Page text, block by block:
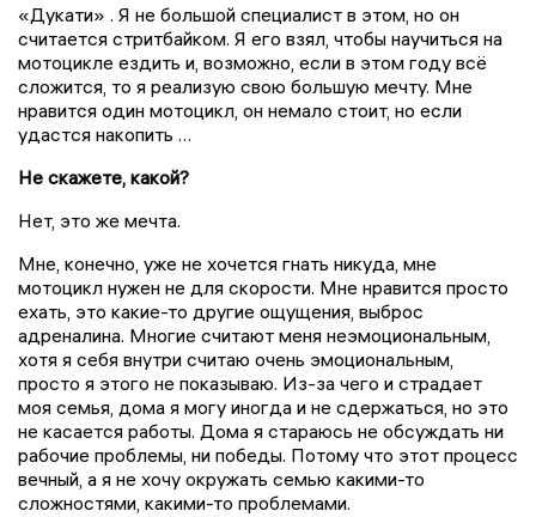
«Дукати» . Я не большой специалист в этом, но он
считается стритбайком. Я его взял, чтобы научиться на
мотоцикле ездить и, возможно, если в этом году всё
сложится, то я реализую свою большую мечту. Мне
нравится один мотоцикл, он немало стоит, но если
удастся накопить …
Не скажете, какой?
Нет, это же мечта.
Мне, конечно, уже не хочется гнать никуда, мне
мотоцикл нужен не для скорости. Мне нравится просто
ехать, это какие-то другие ощущения, выброс
адреналина. Многие считают меня неэмоциональным,
хотя я себя внутри считаю очень эмоциональным,
просто я этого не показываю. Из-за чего и страдает
моя семья, дома я могу иногда и не сдержаться, но это
не касается работы. Дома я стараюсь не обсуждать ни
рабочие проблемы, ни победы. Потому что этот процесс
вечный, а я не хочу окружать семью какими-то
сложностями, какими-то проблемами.